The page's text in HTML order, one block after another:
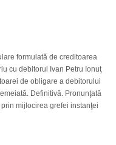
formulată de creditoarea
cu debitorul Ivan Petru Ionuţ
de obligare a debitorului
Definitivă. Pronunţată
mijlocirea grefei instanţei